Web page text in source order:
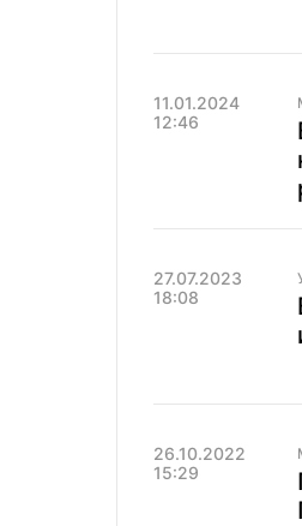
11.01.2024
12:46
27.07.2023
18:08
26.10.2022
15:29